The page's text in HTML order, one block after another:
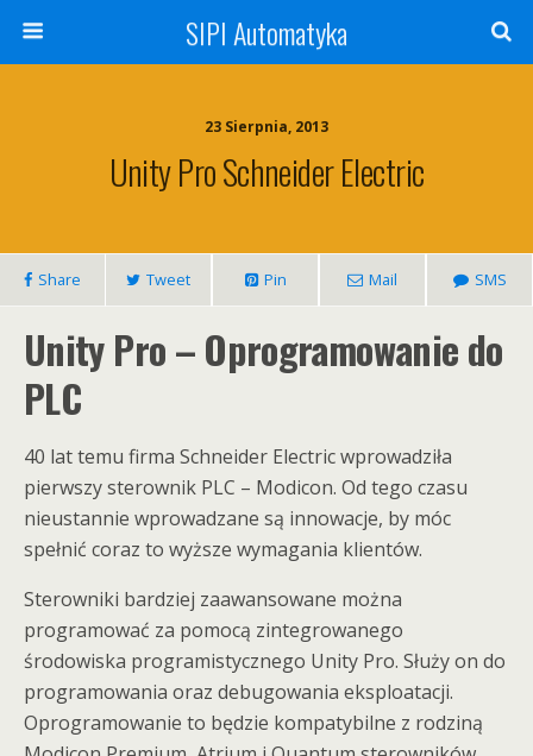
SIPI Automatyka
23 Sierpnia, 2013
Unity Pro Schneider Electric
Share Tweet Pin Mail SMS
Unity Pro –Oprogramowaniedo
PLC
40 lat temu firma Schneider Electric wprowadziła
pierwszy sterownik PLC – Modicon. Od tego czasu
nieustannie wprowadzane są innowacje, by móc
spełnić coraz to wyższe wymagania klientów.
Sterowniki bardziej zaawansowane można
programować za pomocą zintegrowanego
środowiska programistycznego Unity Pro. Służy on do
programowania oraz debugowania eksploatacji.
Oprogramowanie to będzie kompatybilne z rodziną